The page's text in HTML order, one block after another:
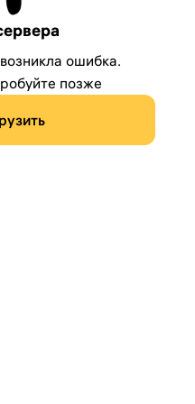
ошибка.
позже